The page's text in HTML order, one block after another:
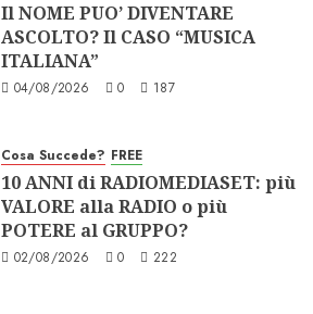
Il NOME PUO’ DIVENTARE
ASCOLTO? Il CASO “MUSICA
ITALIANA”
04/08/2026 0 187
Cosa Succede? FREE
10 ANNI di RADIOMEDIASET: più
VALORE alla RADIO o più
POTERE al GRUPPO?
02/08/2026 0 222